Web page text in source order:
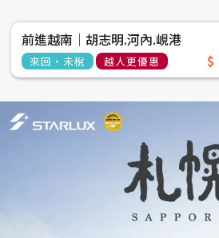
前進越南│胡志明.河內.峴港
來回‧未稅 越人更優惠